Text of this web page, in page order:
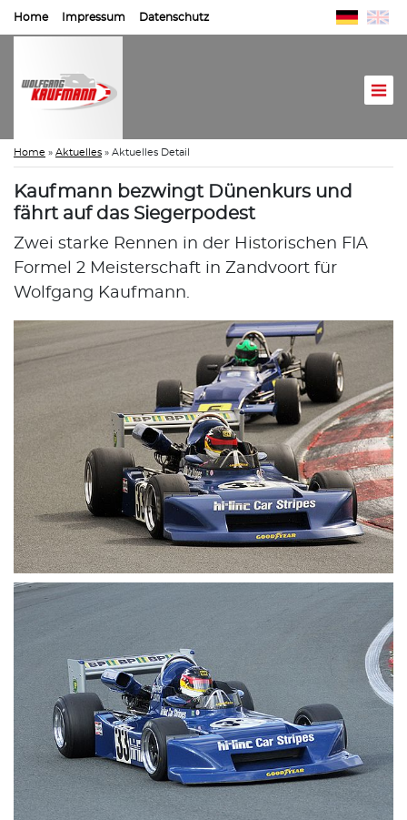
Home Impressum Datenschutz
Home » Aktuelles » Aktuelles Detail
Kaufmann bezwingt Dünenkurs und
fährt auf das Siegerpodest
Zwei starke Rennen in der Historischen FIA
Formel 2 Meisterschaft in Zandvoort für
Wolfgang Kaufmann.